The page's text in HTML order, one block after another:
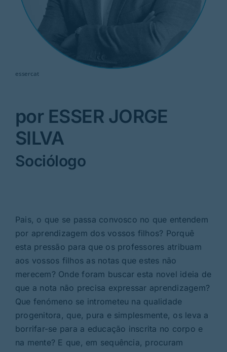
For:
essercat
por ESSER JORGE
SILVA
Sociólogo
Pais, o que se passa convosco no que entendem
por aprendizagem dos vossos filhos? Porquê
esta pressão para que os professores atribuam
aos vossos filhos as notas que estes não
merecem? Onde foram buscar esta novel ideia de
que a nota não precisa expressar aprendizagem?
Que fenómeno se intrometeu na qualidade
progenitora, que, pura e simplesmente, os leva a
borrifar-se para a educação inscrita no corpo e
na mente? E que, em sequência, procuram